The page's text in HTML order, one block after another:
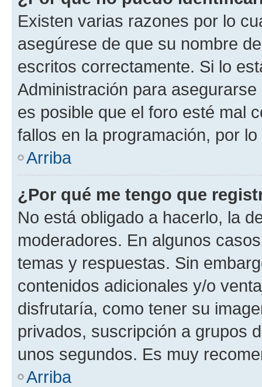
Existen varias razones por lo
asegúrese de que su nombre
escritos correctamente. Si lo
Administración para
es posible que el foro esté mal
fallos en la programación, por
Arriba
¿Por qué me tengo que
No está obligado a hacerlo, la
moderadores. En algunos
temas y respuestas. Sin
contenidos adicionales y/o
disfrutaría, como tener su
privados, suscripción a grupos
unos segundos. Es muy
Arriba